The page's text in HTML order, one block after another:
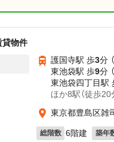
貸物件
護国寺駅 歩3分
東池袋駅 歩9分
東池袋四丁目駅
ほか8駅（徒歩20
東京都豊島区雑
総階数 6階建 築年